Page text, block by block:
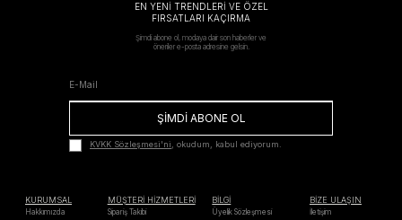
EN YENİ TRENDLERİ VE ÖZEL
FIRSATLARI KAÇIRMA
Şimdi abone ol, modaya dair son haberler ve
öneriler e-posta adresine gelsin.
ŞİMDİ ABONE OL
KVKK Sözleşmesi'ni, okudum, kabul ediyorum.
KURUMSAL
Hakkımızda
MÜŞTERİ HİZMETLERİ
Sipariş Takibi
BİLGİ
Üyelik Sözleşmesi
BİZE ULAŞIN
İletişim